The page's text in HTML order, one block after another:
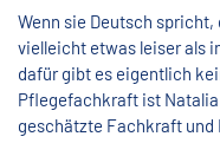
Wenn sie Deutsch
vielleicht etwas leiser als
dafür gibt es eigentlich
Pflegefachkraft ist
geschätzte Fachkraft und